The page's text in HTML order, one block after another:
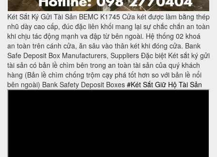
Két Sắt Ký Gửi Tài Sản BEMC K1745 Cửa két được làm bằng thép
nhũ dày cao cấp, đúc đặc liên khối mang lại sự chắc chắn an toàn
khi chịu tác động mạnh va đập từ bên ngoài. Hệ thống 02 khoá
an toàn trên cánh cửa, ăn sâu vào thân két khi đóng cửa. Bank
Safe Deposit Box Manufacturers, Suppliers Đặc biệt Két sắt ký gửi
tài sản có bản lề chìm bên trong an toàn tài sản của quý khách
hàng (Bản lề chìm chống trộm cạy phá tốt hơn so với bản lề nổi
bên ngoài) Bank Safety Deposit Boxes #Két Sắt Giữ Hộ Tài Sản